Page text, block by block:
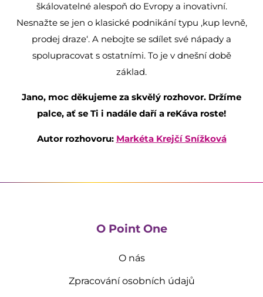
škálovatelné alespoň do Evropy a inovativní.
Nesnažte se jen o klasické podnikání typu ‚kup levně,
prodej draze‘. A nebojte se sdílet své nápady a
spolupracovat s ostatními. To je v dnešní době
základ.
Jano, moc děkujeme za skvělý rozhovor. Držíme
palce, ať se Ti i nadále daří a reKáva roste!
Autor rozhovoru: Markéta Krejčí Snížková
O Point One
O nás
Zpracování osobních údajů